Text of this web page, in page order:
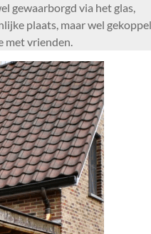
gewaarborgd via het glas,
plaats, maar wel
met vrienden.